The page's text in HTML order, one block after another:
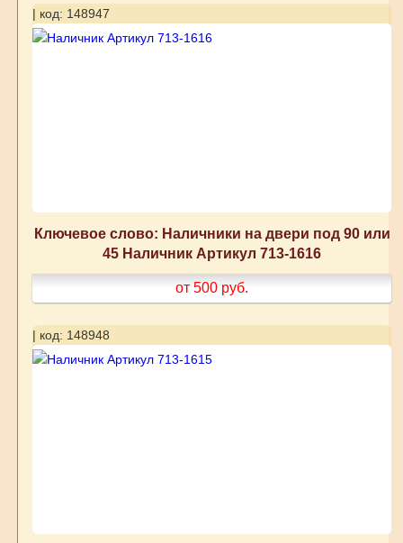
| код: 148947
Ключевое слово: Наличники на двери под 90 или
45 Наличник Артикул 713-1616
от 500 руб.
| код: 148948